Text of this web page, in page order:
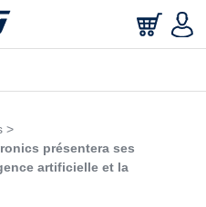
>
présentera ses
artificielle et la